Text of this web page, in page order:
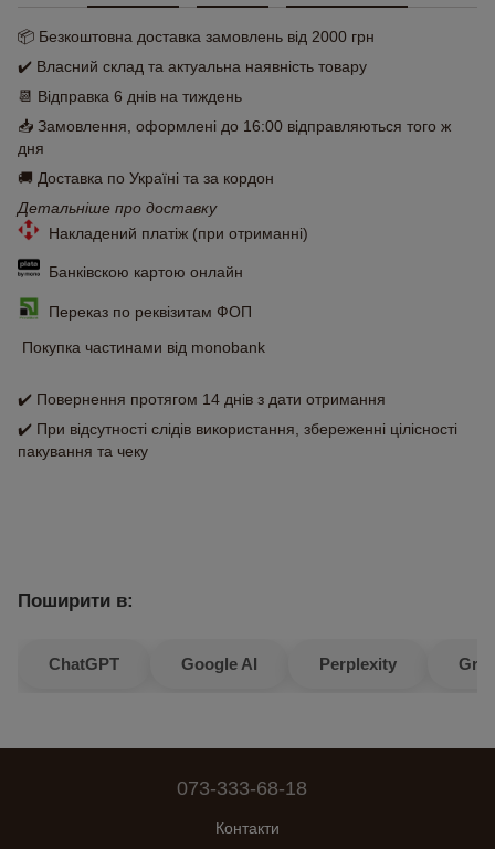
📦 Безкоштовна доставка замовлень від 2000 грн
✔️ Власний склад та актуальна наявність товару
📆 Відправка 6 днів на тиждень
📥 Замовлення, оформлені до 16:00 відправляються того ж
дня
🚚 Доставка по Україні та за кордон
Детальніше про доставку
Накладений платіж (при отриманні)
Банківскою картою онлайн
Переказ по реквізитам ФОП
Покупка частинами від monobank
✔️ Повернення протягом 14 днів з дати отримання
✔️ При відсутності слідів використання, збереженні цілісності
пакування та чеку
Поширити в:
ChatGPT Google AI Perplexity
073-333-68-18
Контакти